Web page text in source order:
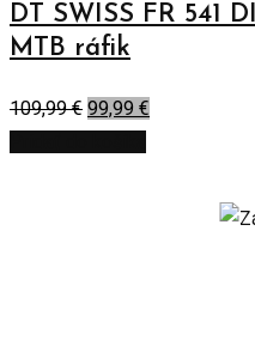
DT SWISS FR 541
MTB ráfik
109,99€ 99,99 €